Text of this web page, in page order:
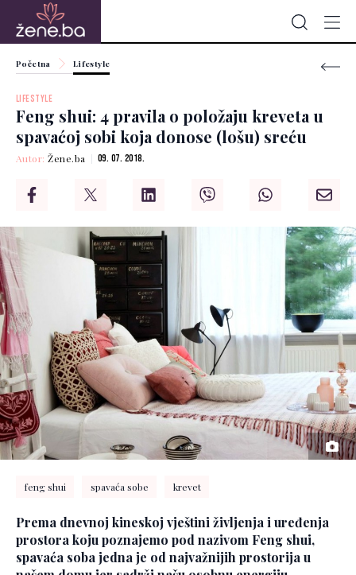
Početna Lifestyle
LIFESTYLE
Feng shui: 4 pravila o položaju kreveta u
spavaćoj sobi koja donose (lošu) sreću
Autor:Žene.ba 09. 07. 2018.
feng shui spavaća sobe krevet
Prema dnevnoj kineskoj vještini življenja i uređenja
prostora koju poznajemo pod nazivom Feng shui,
spavaća soba jedna je od najvažnijih prostorija u